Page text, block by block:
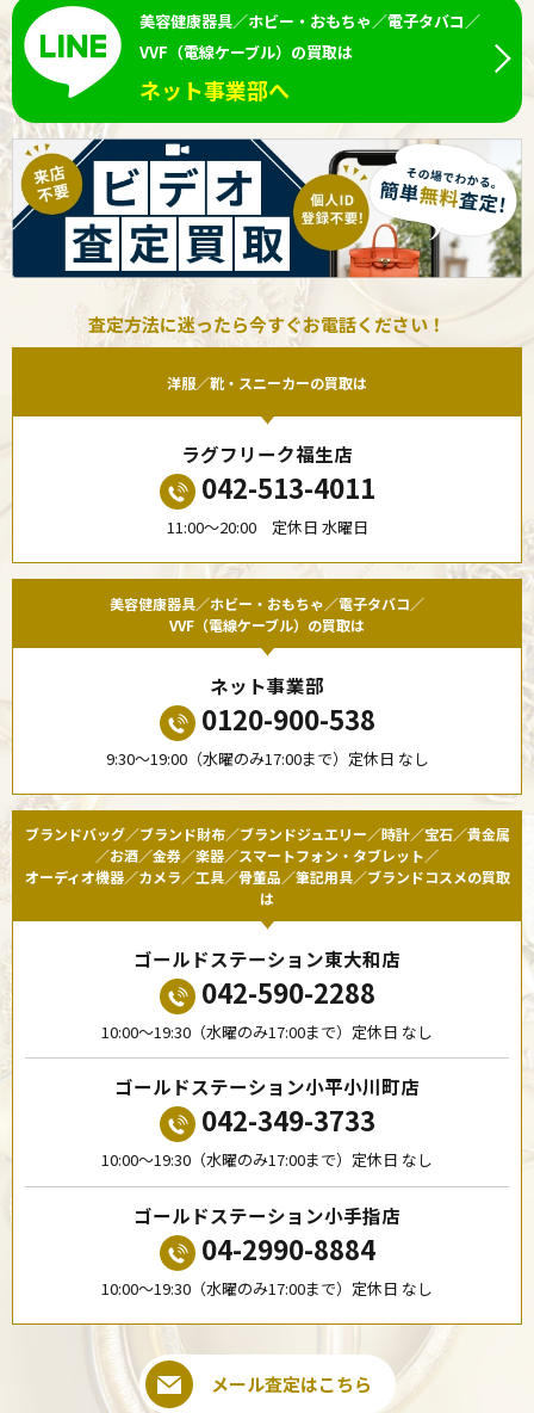
美容健康器具／ホビー・おもちゃ／電子タバコ／
VVF（電線ケーブル）の買取は
ネット事業部へ
査定方法に迷ったら今すぐお電話ください！
洋服／靴・スニーカーの買取は
ラグフリーク福生店
042-513-4011
11:00〜20:00 定休日 水曜日
美容健康器具／ホビー・おもちゃ／電子タバコ／
VVF（電線ケーブル）の買取は
ネット事業部
0120-900-538
9:30〜19:00（水曜のみ17:00まで）定休日 なし
ブランドバッグ／ブランド財布／ブランドジュエリー／時計／宝石／貴金属
／お酒／金券／楽器／スマートフォン・タブレット／
オーディオ機器／カメラ／工具／骨董品／筆記用具／ブランドコスメの買取
は
ゴールドステーション東大和店
042-590-2288
10:00〜19:30（水曜のみ17:00まで）定休日 なし
ゴールドステーション小平小川町店
042-349-3733
10:00〜19:30（水曜のみ17:00まで）定休日 なし
ゴールドステーション小手指店
04-2990-8884
10:00〜19:30（水曜のみ17:00まで）定休日 なし
メール査定はこちら